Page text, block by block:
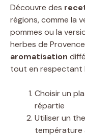
Découvre des
régions, comme la
pommes ou la
herbes de
aromatisation
tout en respectant
Choisir un
répartie
Utiliser un